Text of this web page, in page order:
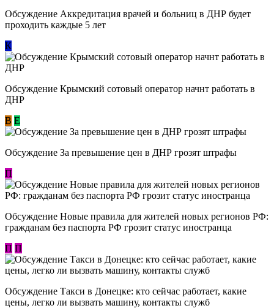
Обсуждение Аккредитация врачей и больниц в ДНР будет
проходить каждые 5 лет
К
Обсуждение Крымский сотовый оператор начнт работать в
ДНР
В E
Обсуждение За превышение цен в ДНР грозят штрафы
П
Обсуждение Новые правила для жителей новых регионов РФ:
гражданам без паспорта РФ грозит статус иностранца
П П
Обсуждение ​Такси в Донецке: кто сейчас работает, какие
цены, легко ли вызвать машину, контакты служб